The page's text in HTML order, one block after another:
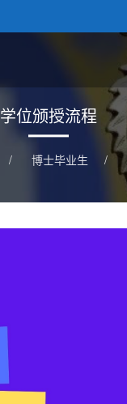
学位颁授流程
/ 博士毕业生 /